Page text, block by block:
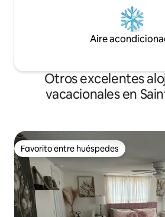
Aire
Otros excelentes
vacacionales en
Favorito entre huéspedes
Favorito entre huéspedes